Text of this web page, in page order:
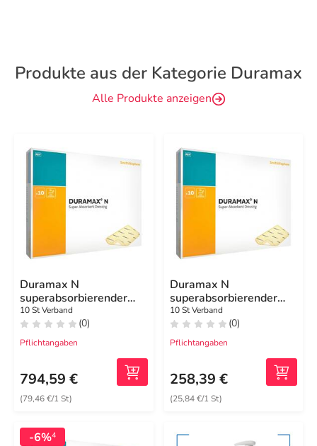
Produkte aus der Kategorie Duramax
Alle Produkte anzeigen
Duramax N
superabsorbierender
Wundverband 20x25
cm
10 St Verband
(0)
Pflichtangaben
794,59 €
(79,46 €/1 St)
Duramax N
superabsorbierender
Wundverband 10x10
cm
10 St Verband
(0)
Pflichtangaben
258,39 €
(25,84 €/1 St)
-6%4